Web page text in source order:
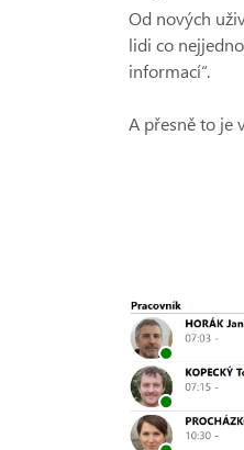
Od nových
lidi co
informací“.
A přesně to je